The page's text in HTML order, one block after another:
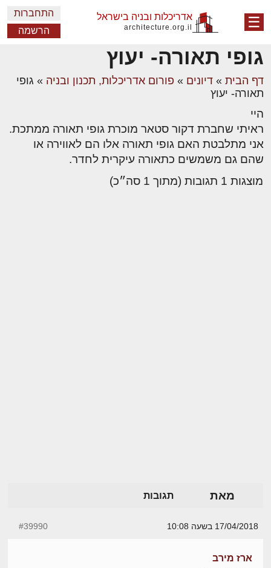
☰ אדריכלות ובניה בישראל
architecture.org.il
התחברות
הרשמה
גופי תאורה- יעוץ
דף הבית » דיונים » פורום אדריכלות, תכנון ובניה » גופי
תאורה- יעוץ
היי
ראיתי שחברת דקור סטאר מוכרת גופי תאורה ממתכת.
אני מתלבטת האם גופי תאורה אלו הם לאווירה או
שהם גם משמשים כתאורה עיקרית לחדר.
מוצגות 1 תגובות (מתוך 1 סה״כ)
מאת תגובות
17/04/2018 בשעה 10:08 #39990
ארז מירב